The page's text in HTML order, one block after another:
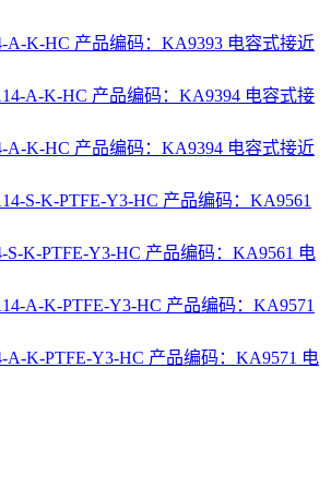
A-K-HC 产品编码：KA9393 电容式接近
A-K-HC 产品编码：KA9394 电容式接近
S-K-PTFE-Y3-HC 产品编码：KA9561 电
A-K-PTFE-Y3-HC 产品编码：KA9571 电